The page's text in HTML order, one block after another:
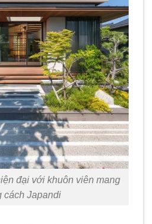
đại với khuôn viên mang
cách Japandi